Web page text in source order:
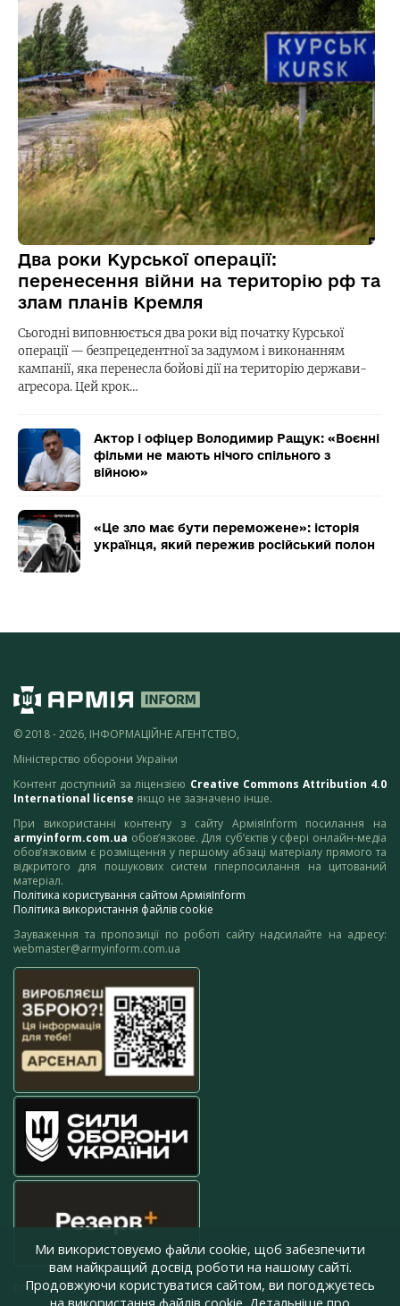
Два роки Курської операції:
перенесення війни на територію рф та
злам планів Кремля
Сьогодні виповнюється два роки від початку Курської
операції — безпрецедентної за задумом і виконанням
кампанії, яка перенесла бойові дії на територію держави-
агресора. Цей крок…
Актор і офіцер Володимир Ращук: «Воєнні
фільми не мають нічого спільного з
війною»
«Це зло має бути переможене»: історія
українця, який пережив російський полон
© 2018 - 2026, ІНФОРМАЦІЙНЕ АГЕНТСТВО,
Міністерство оборони України
Контент доступний за ліцензією Creative Commons Attribution 4.0
International license якщо не зазначено інше.
При використанні контенту з сайту АрміяInform посилання на
armyinform.com.ua обов’язкове. Для суб’єктів у сфері онлайн-медіа
обов’язковим є розміщення у першому абзаці матеріалу прямого та
відкритого для пошукових систем гіперпосилання на цитований
матеріал.
Політика користування сайтом АрміяInform
Політика використання файлів cookie
Зауваження та пропозиції по роботі сайту надсилайте на адресу:
webmaster@armyinform.com.ua
press@armyinform.com.ua
Ми використовуємо файли cookie, щоб забезпечити
вам найкращий досвід роботи на нашому сайті.
Продовжуючи користуватися сайтом, ви погоджуєтесь